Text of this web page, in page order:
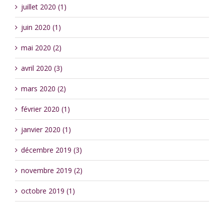
juillet 2020 (1)
juin 2020 (1)
mai 2020 (2)
avril 2020 (3)
mars 2020 (2)
février 2020 (1)
janvier 2020 (1)
décembre 2019 (3)
novembre 2019 (2)
octobre 2019 (1)